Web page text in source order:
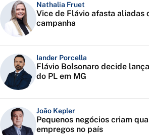
Nathalia Fruet
Vice de Flávio afasta aliadas
campanha
Iander Porcella
Flávio Bolsonaro decide
do PL em MG
João Kepler
Pequenos negócios criam
empregos no país